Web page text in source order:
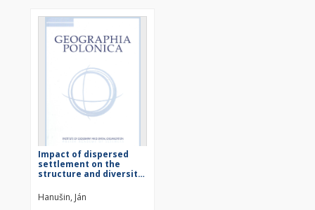
Impact of dispersed
settlement on the
structure and diversity
(Case study of village
Hrušov, Slovak Republic)
Hanušin, Ján